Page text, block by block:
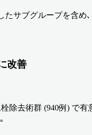
サブグループを含
改善
去術群 (940例) で